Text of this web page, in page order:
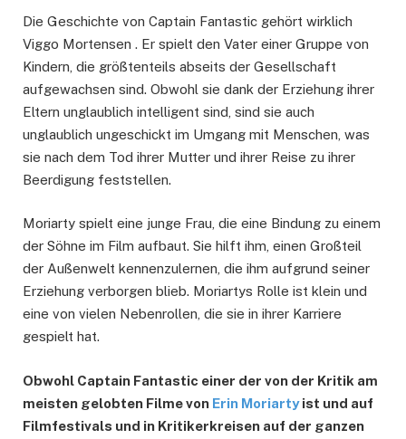
Die Geschichte von Captain Fantastic gehört wirklich
Viggo Mortensen . Er spielt den Vater einer Gruppe von
Kindern, die größtenteils abseits der Gesellschaft
aufgewachsen sind. Obwohl sie dank der Erziehung ihrer
Eltern unglaublich intelligent sind, sind sie auch
unglaublich ungeschickt im Umgang mit Menschen, was
sie nach dem Tod ihrer Mutter und ihrer Reise zu ihrer
Beerdigung feststellen.
Moriarty spielt eine junge Frau, die eine Bindung zu einem
der Söhne im Film aufbaut. Sie hilft ihm, einen Großteil
der Außenwelt kennenzulernen, die ihm aufgrund seiner
Erziehung verborgen blieb. Moriartys Rolle ist klein und
eine von vielen Nebenrollen, die sie in ihrer Karriere
gespielt hat.
Obwohl Captain Fantastic einer der von der Kritik am
meisten gelobten Filme von Erin Moriartyist und auf
Filmfestivals und in Kritikerkreisen auf der ganzen